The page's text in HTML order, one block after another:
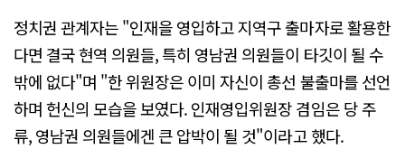
정치권 관계자는 "인재을 영입하고 지역구 출마자로 활용한
다면 결국 현역 의원들, 특히 영남권 의원들이 타깃이 될 수
밖에 없다"며 "한 위원장은 이미 자신이 총선 불출마를 선언
하며 헌신의 모습을 보였다. 인재영입위원장 겸임은 당 주
류, 영남권 의원들에겐 큰 압박이 될 것"이라고 했다.